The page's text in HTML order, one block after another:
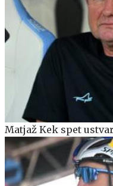
Matjaž Kek spet